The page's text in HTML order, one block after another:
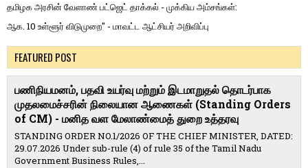
தமிழக அரசின் வேளாண் பட்ஜெட் தாக்கல் - முக்கிய அம்சங்கள்:
ஆக. 10 உள்ளூர் விடுமுறை" - மாவட்ட ஆட்சியர் அறிவிப்பு
FEATURED POST
பணிநியமனம், பதவி உயர்வு மற்றும் இடமாறுதல் தொடர்பாக
முதலமைச்சரின் நிலையான ஆணைகள் (Standing Orders
of CM) - மனித வள மேலாண்மைத் துறை உத்தரவு
STANDING ORDER NO.1/2026 OF THE CHIEF MINISTER, DATED:
29.07.2026 Under sub-rule (4) of rule 35 of the Tamil Nadu
Government Business Rules,...